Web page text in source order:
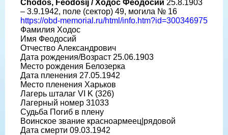
Chodos, Feodosij / Ходос Феодосий 25.8.1903
– 3.9.1942, поле (сектор) 49, могила № 16
https://obd-memorial.ru/html/info.htm?id=300346975
Фамилия Ходос
Имя Феодосий
Отчество Александрович
Дата рождения/Возраст 25.06.1903
Место рождения Белозерка
Дата пленения 27.05.1942
Место пленения Харьков
Лагерь шталаг VI K (326)
Лагерный номер 31033
Судьба Погиб в плену
Воинское звание красноармеец|рядовой
Дата смерти 09.03.1942